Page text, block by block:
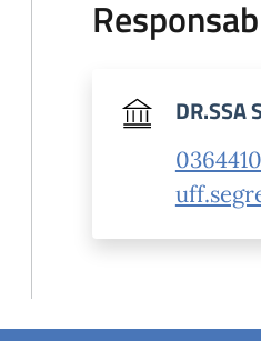
DR.SSA